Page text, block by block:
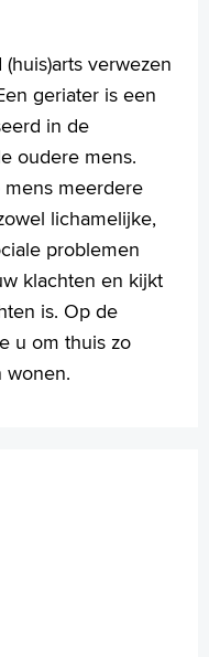
verwezen
geriater is een
in de
oudere mens.
meerdere
lichamelijke,
problemen
klachten en kijkt
is. Op de
u om thuis zo
wonen.